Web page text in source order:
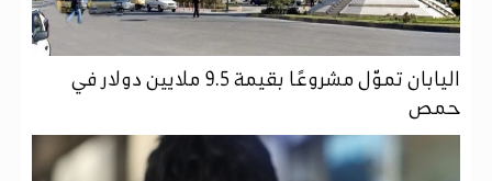
اليابان تموّل مشروعًا بقيمة 9.5 ملايين دولار في
حمص